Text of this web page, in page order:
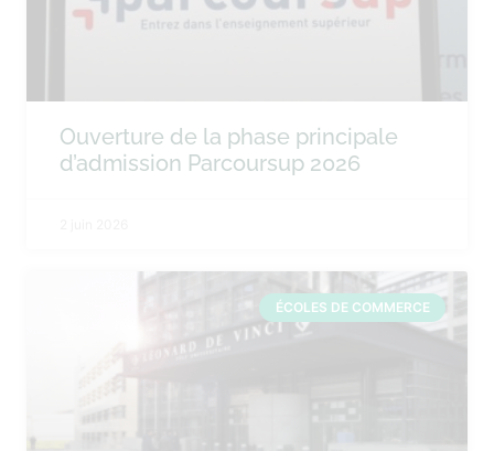
Ouverture de la phase principale
d’admission Parcoursup 2026
ÉCOLES DE COMMERCE